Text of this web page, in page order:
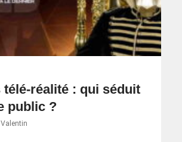
télé-réalité : qui séduit
public ?
Valentin